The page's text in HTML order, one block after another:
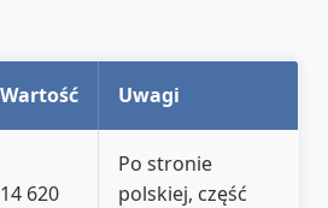
Wartość Uwagi
14 620
Po stronie
polskiej, część